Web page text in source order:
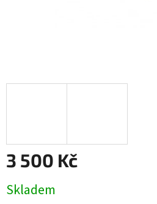
3 500 Kč
cena:
Skladem